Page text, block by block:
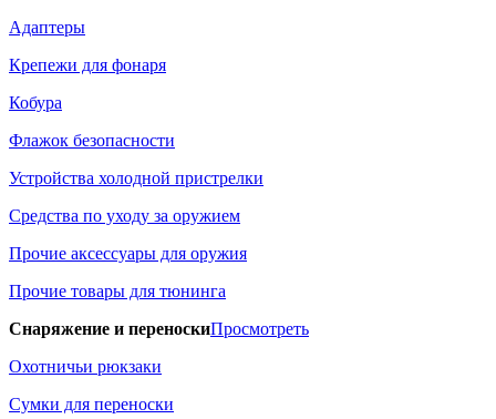
Адаптеры
Крепежи для фонаря
Кобура
Флажок безопасности
Устройства холодной пристрелки
Средства по уходу за оружием
Прочие аксессуары для оружия
Прочие товары для тюнинга
Снаряжение и переноскиПросмотреть
Охотничьи рюкзаки
Сумки для переноски